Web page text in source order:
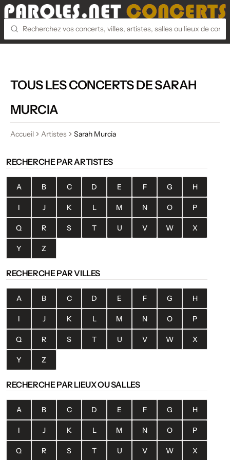
TOUS LES CONCERTS DE SARAH
MURCIA
Accueil Artistes Sarah Murcia
RECHERCHE PAR ARTISTES
A B C D E F G H
I J K L M N O P
Q R S T U V W X
Y Z
RECHERCHE PAR VILLES
A B C D E F G H
I J K L M N O P
Q R S T U V W X
Y Z
RECHERCHE PAR LIEUX OU SALLES
A B C D E F G H
I J K L M N O P
Q R S T U V W X